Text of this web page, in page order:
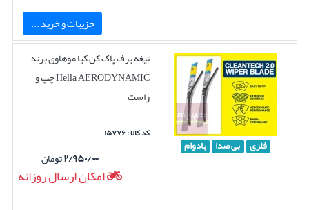
جزییات و خرید ...
فلزی بی صدا بادوام
تیغه برف پاک کن کیا موهاوی برند
Hella AERODYNAMIC چپ و
راست
کد کالا : ۱۵۷۷۶
۲/۹۵۰/۰۰۰تومان
امکان ارسال روزانه